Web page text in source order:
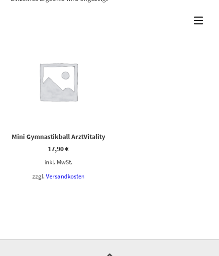
Mini Gymnastikball ArztVitality
17,90€
inkl. MwSt.
zzgl. Versandkosten